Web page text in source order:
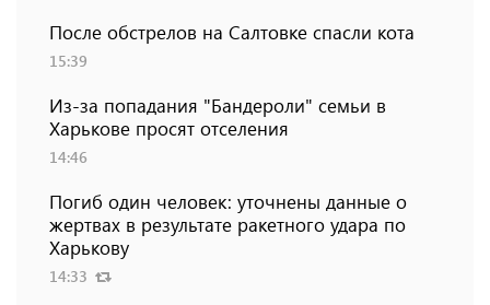
После обстрелов на Салтовке спасли кота
15:39
Из-за попадания "Бандероли" семьи в
Харькове просят отселения
14:46
Погиб один человек: уточнены данные о
жертвах в результате ракетного удара по
Харькову
14:33